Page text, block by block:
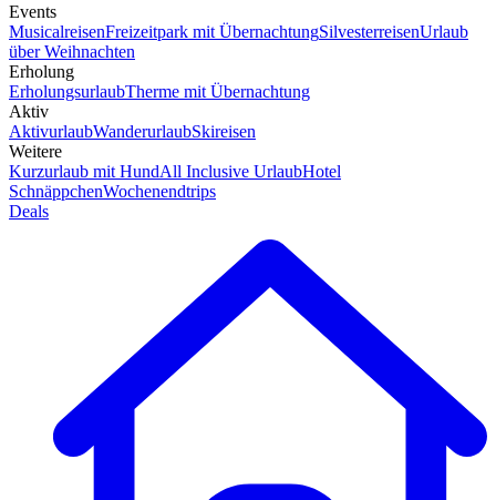
Events
MusicalreisenFreizeitpark mit ÜbernachtungSilvesterreisenUrlaub
über Weihnachten
Erholung
ErholungsurlaubTherme mit Übernachtung
Aktiv
AktivurlaubWanderurlaubSkireisen
Weitere
Kurzurlaub mit HundAll Inclusive UrlaubHotel
SchnäppchenWochenendtrips
Deals